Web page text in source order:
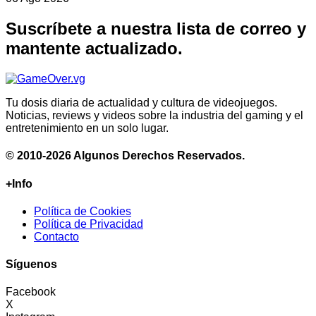
Suscríbete a nuestra lista de correo y
mantente actualizado.
Tu dosis diaria de actualidad y cultura de videojuegos.
Noticias, reviews y videos sobre la industria del gaming y el
entretenimiento en un solo lugar.
© 2010-2026 Algunos Derechos Reservados.
+Info
Política de Cookies
Política de Privacidad
Contacto
Síguenos
Facebook
X